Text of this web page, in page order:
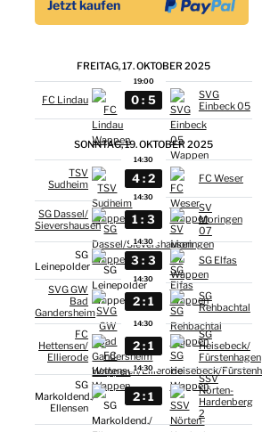
FREITAG, 17. OKTOBER 2025
19:00
FC Lindau 0 : 5
SVG
Einbeck 05
SONNTAG, 19. OKTOBER 2025
14:30
TSV
Sudheim
4 : 2 FC Weser
14:30
SG Dassel/
Sievershausen
1 : 3
SV
Moringen
07
14:30
SG
Leinepolder
3 : 3 SG Elfas
14:30
SVG GW
Bad
Gandersheim
2 : 1
SG
Rehbachtal
14:30
FC
Hettensen/
Ellierode
2 : 1
SG
Heisebeck/
Fürstenhagen
14:30
SG
Markoldend./
​Ellensen
2 : 1
SSV
Nörten-
Hardenberg
2